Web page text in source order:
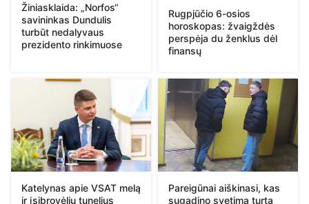
Žiniasklaida: „Norfos“
savininkas Dundulis
turbūt nedalyvaus
prezidento rinkimuose
Rugpjūčio 6-osios
horoskopas: žvaigždės
perspėja du ženklus dėl
finansų
Katelynas apie VSAT melą
ir įsibrovėlių tunelius
Pareigūnai aiškinasi, kas
sugadino svetimą turtą